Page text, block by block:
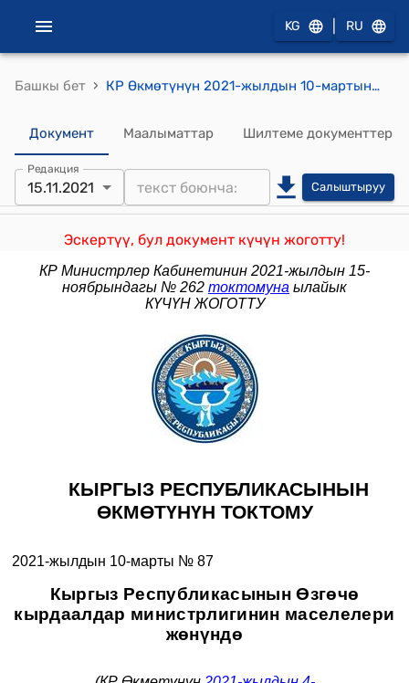
KG RU
Башкы бет › КР Өкмөтүнүн 2021-жылдын 10-мартындагы № 87 "Кыргыз Республикасынын Өзгөчө кырдаалдар министрлигинин маселелери жөнүндө" токтому
Документ Маалыматтар Шилтеме документтер
Редакция
15.11.2021 Салыштыруу
Эскертүү, бул документ күчүн жоготту!